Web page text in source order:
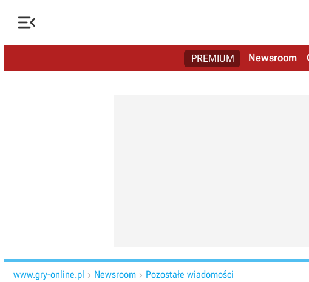

PREMIUM Newsroom
www.gry-online.pl  Newsroom  Pozostałe wiadomości